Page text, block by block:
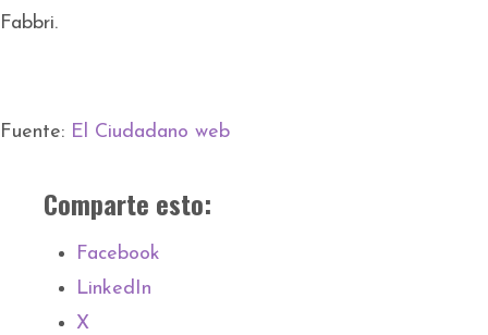
Fabbri.
Fuente: El Ciudadano web
Comparte esto:
Facebook
LinkedIn
X